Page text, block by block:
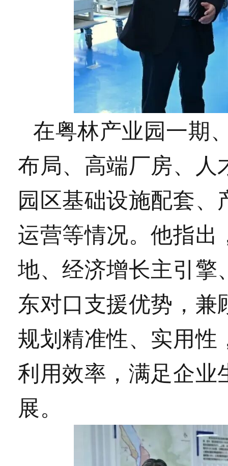
在粤林产业园一期
布局、高端厂房、人
园区基础设施配套
运营等情况。他指
地、经济增长主引擎
东对口支援优势，
规划精准性、实用
利用效率，满足企业
展。